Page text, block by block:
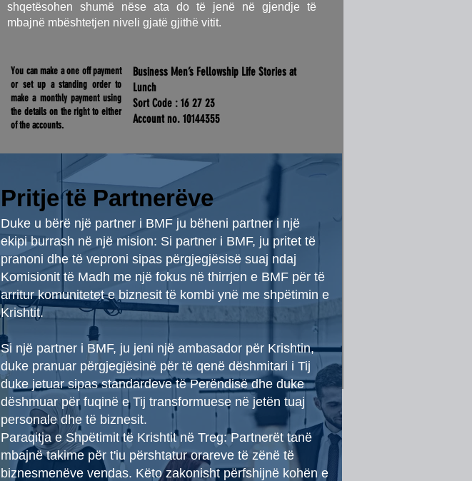
shqetësohen shumë nëse ata do të jenë në gjendje të
mbajnë mbështetjen niveli gjatë gjithë vitit.
You can make a one off payment
or set up a standing order to
make a monthly payment using
the details on the right to either
of the accounts.
Business Men’s Fellowship Life Stories at
Lunch
Sort Code : 16 27 23
Account no. 10144355
For Lifestories International Payments - USE - IBAN Number
GB82RBOS16272310144355
Pritje të Partnerëve
Duke u bërë një partner i BMF ju bëheni partner i një
ekipi burrash në një mision: Si partner i BMF, ju pritet të
pranoni dhe të veproni sipas përgjegjësisë suaj ndaj
Komisionit të Madh me një fokus në thirrjen e BMF për të
arritur komunitetet e biznesit të kombi ynë me shpëtimin e
Krishtit.
Si një partner i BMF, ju jeni një ambasador për Krishtin,
duke pranuar përgjegjësinë për të qenë dëshmitari i Tij
duke jetuar sipas standardeve të Perëndisë dhe duke
dëshmuar për fuqinë e Tij transformuese në jetën tuaj
personale dhe të biznesit.
Paraqitja e Shpëtimit të Krishtit në Treg: Partnerët tanë
mbajnë takime për t'iu përshtatur orareve të zënë të
biznesmenëve vendas. Këto zakonisht përfshijnë kohën e